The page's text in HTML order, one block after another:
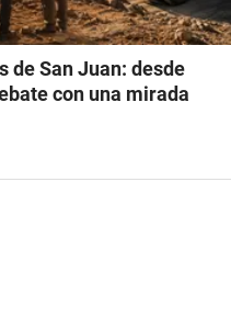
de San Juan: desde
con una mirada